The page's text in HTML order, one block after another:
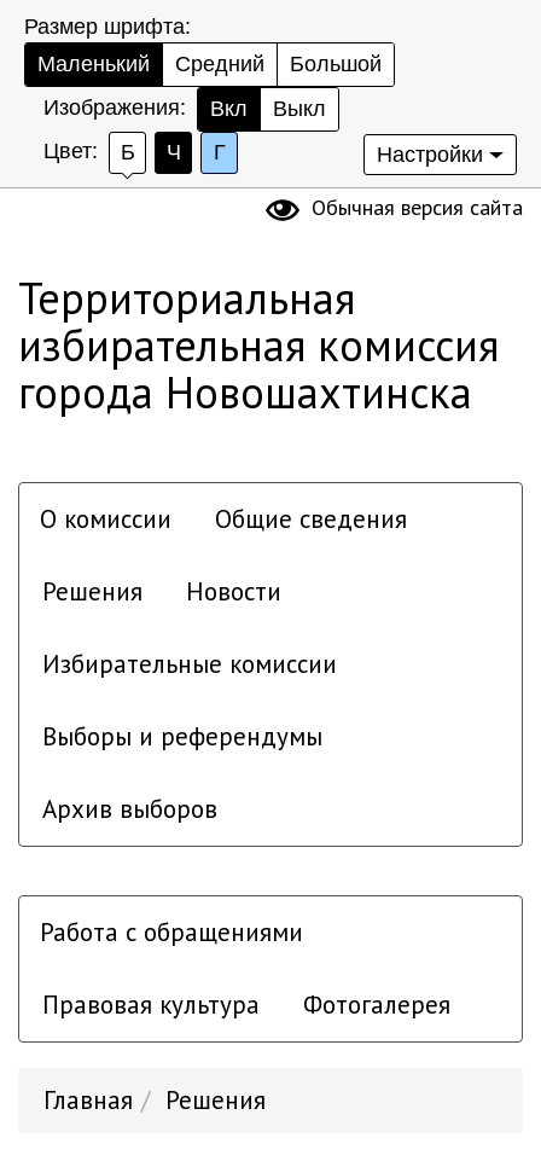
Размер шрифта:
Маленький
Средний
Большой
Изображения:
Вкл
Выкл
Цвет:
Б Ч Г Настройки
Обычная версия сайта
Территориальная
избирательная комиссия
города Новошахтинска
О комиссии Общие сведения
Решения Новости
Избирательные комиссии
Выборы и референдумы
Архив выборов
Работа с обращениями
Правовая культура Фотогалерея
Главная Решения